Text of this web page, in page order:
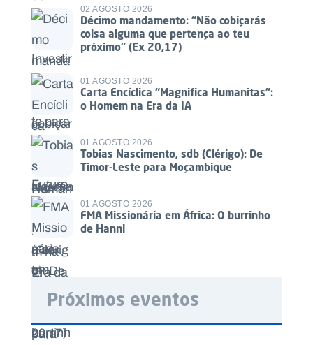
02 AGOSTO 2026
Décimo mandamento: “Não cobiçarás
coisa alguma que pertença ao teu
próximo” (Ex 20,17)
01 AGOSTO 2026
Carta Encíclica “Magnifica Humanitas”:
o Homem na Era da IA
01 AGOSTO 2026
Tobias Nascimento, sdb (Clérigo): De
Timor-Leste para Moçambique
01 AGOSTO 2026
FMA Missionária em África: O burrinho
de Hanni
Próximos eventos